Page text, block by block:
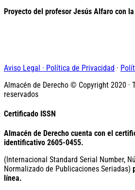
Proyecto del profesor Jesús Alfaro con
Aviso Legal · Política de Privacidad ·
Almacén de Derecho © Copyright 2020 ·
reservados
Certificado ISSN
Almacén de Derecho cuenta con el
identificativo 2605-0455.
(Internacional Standard Serial Number,
Normalizado de Publicaciones Seriadas)
línea.